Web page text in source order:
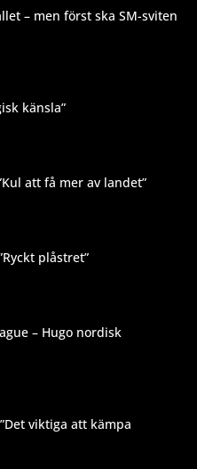
– men först ska SM-sviten
känsla”
att få mer av landet”
plåstret”
– Hugo nordisk
viktiga att kämpa